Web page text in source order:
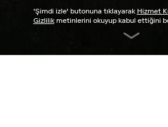
'Şimdi izle' butonuna tıklayarak Hizmet
Gizlilikmetinlerini okuyup kabul ettiğini